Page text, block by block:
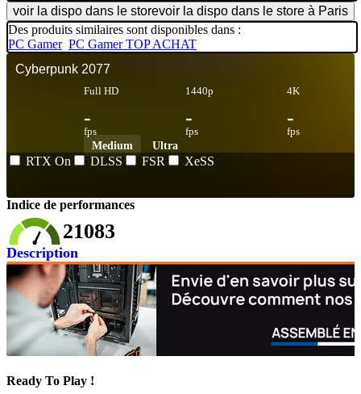
voir la dispo dans le storevoir la dispo dans le store à Paris
Des produits similaires sont disponibles dans :
PC Gamer PC Gamer TOP ACHAT
Cyberpunk 2077
Full HD
-
fps
1440p
-
fps
4K
-
fps
Medium Ultra
RTX On DLSS FSR XeSS
Indice de performances
21083
Description
Ready To Play !